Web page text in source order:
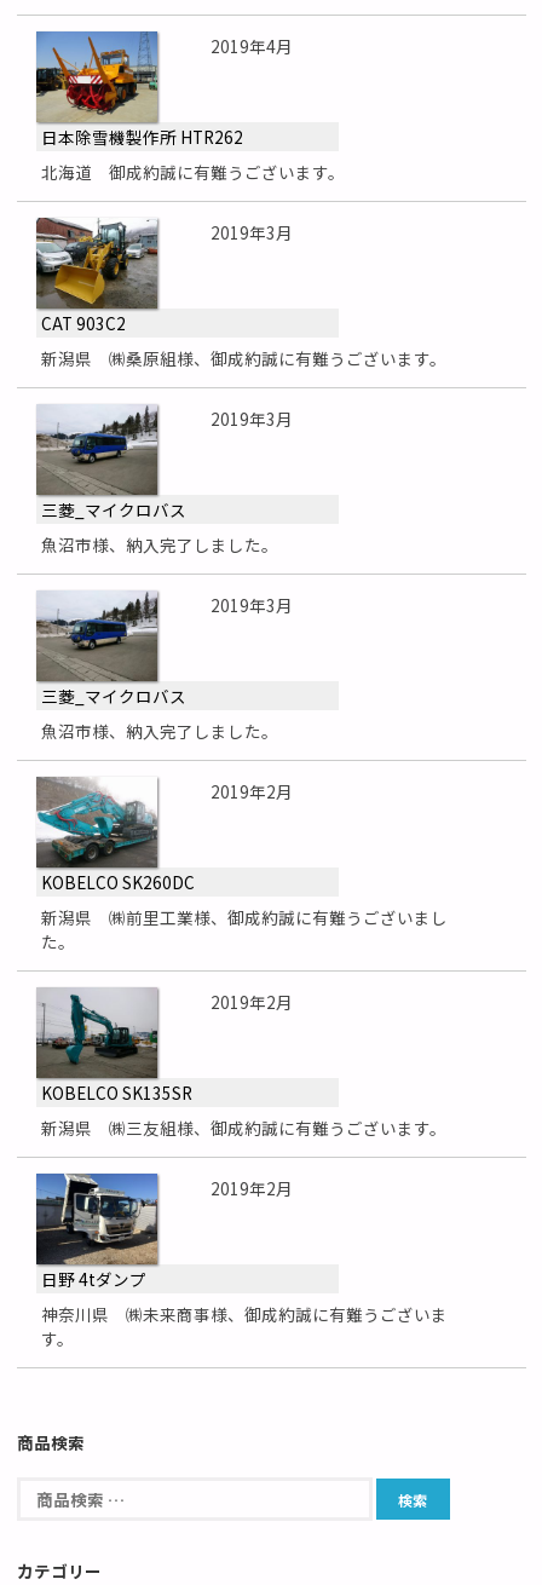
2019年4月
日本除雪機製作所 HTR262
北海道 御成約誠に有難うございます。
2019年3月
CAT 903C2
新潟県 ㈱桑原組様、御成約誠に有難うございます。
2019年3月
三菱_マイクロバス
魚沼市様、納入完了しました。
2019年3月
三菱_マイクロバス
魚沼市様、納入完了しました。
2019年2月
KOBELCO SK260DC
新潟県 ㈱前里工業様、御成約誠に有難うございまし
た。
2019年2月
KOBELCO SK135SR
新潟県 ㈱三友組様、御成約誠に有難うございます。
2019年2月
日野 4tダンプ
神奈川県 ㈱未来商事様、御成約誠に有難うございま
す。
商品検索
カテゴリー